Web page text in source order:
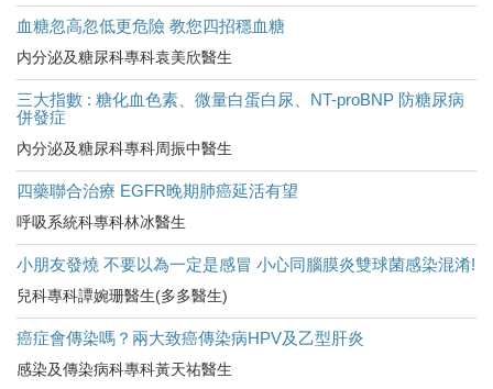
血糖忽高忽低更危險 教您四招穩血糖
内分泌及糖尿科專科袁美欣醫生
三大指數 : 糖化血色素、微量白蛋白尿、NT-proBNP 防糖尿病
併發症
內分泌及糖尿科專科周振中醫生
四藥聯合治療 EGFR晚期肺癌延活有望
呼吸系統科專科林冰醫生
小朋友發燒 不要以為一定是感冒 小心同腦膜炎雙球菌感染混淆!
兒科專科譚婉珊醫生(多多醫生)
癌症會傳染嗎？兩大致癌傳染病HPV及乙型肝炎
感染及傳染病科專科黃天祐醫生